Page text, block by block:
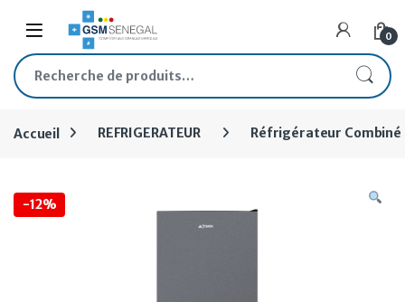
0
Accueil REFRIGERATEUR Réfrigérateur Combiné
-12%